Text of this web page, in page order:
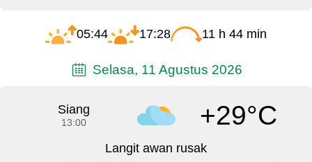
05:44 17:28 11 h 44 min
Selasa, 11 Agustus 2026
Siang
13:00 +29°C
Langit awan rusak